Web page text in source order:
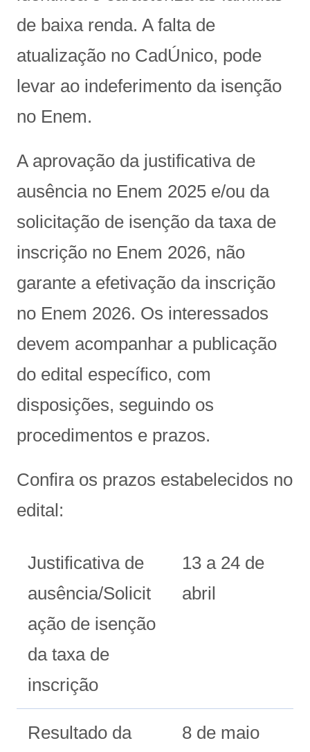
de baixa renda. A falta de
atualização no CadÚnico, pode
levar ao indeferimento da isenção
no Enem.
A aprovação da justificativa de
ausência no Enem 2025 e/ou da
solicitação de isenção da taxa de
inscrição no Enem 2026, não
garante a efetivação da inscrição
no Enem 2026. Os interessados
devem acompanhar a publicação
do edital específico, com
disposições, seguindo os
procedimentos e prazos.
Confira os prazos estabelecidos no
edital:
Justificativa de
ausência/Solicit
ação de isenção
da taxa de
inscrição
13 a 24 de
abril
Resultado da
8 de maio